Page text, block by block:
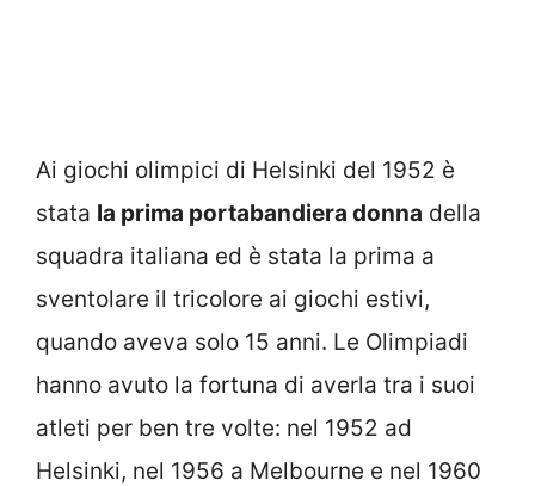
Ai giochi olimpici di Helsinki del 1952 è
stata la prima portabandiera donna della
squadra italiana ed è stata la prima a
sventolare il tricolore ai giochi estivi,
quando aveva solo 15 anni. Le Olimpiadi
hanno avuto la fortuna di averla tra i suoi
atleti per ben tre volte: nel 1952 ad
Helsinki, nel 1956 a Melbourne e nel 1960